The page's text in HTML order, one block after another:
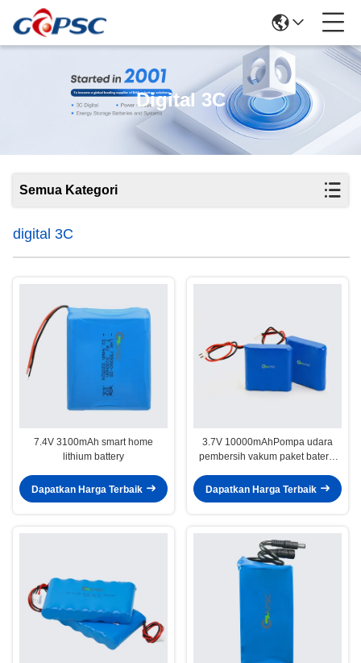
Digital 3C
Semua Kategori
digital 3C
7.4V 3100mAh smart home
lithium battery
Dapatkan Harga Terbaik
3.7V 10000mAhPompa udara
pembersih vakum paket baterai
Dapatkan Harga Terbaik